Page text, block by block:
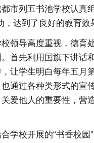
市列五书池学校认真
，达到了良好的教育效
导高度重视，德育
首先利用国旗下讲话
让学生明白每年五月
通过各种类形式的宣
爱他人的重要性，营
校开展的“书香校园”